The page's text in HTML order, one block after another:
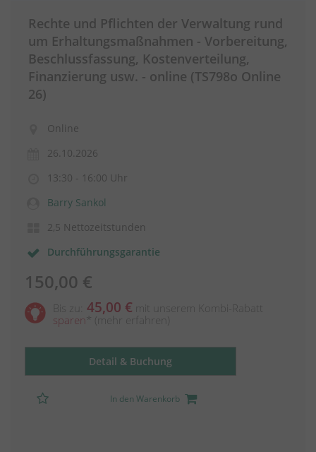
Rechte und Pflichten der Verwaltung rund
um Erhaltungsmaßnahmen - Vorbereitung,
Beschlussfassung, Kostenverteilung,
Finanzierung usw. - online (TS798o Online
26)
Online
26.10.2026
13:30 - 16:00 Uhr
Barry Sankol
2,5 Nettozeitstunden
Durchführungsgarantie
150,00 €
Bis zu: 45,00 € mit unserem Kombi-Rabatt
sparen
(mehr erfahren)
Detail & Buchung
In den Warenkorb